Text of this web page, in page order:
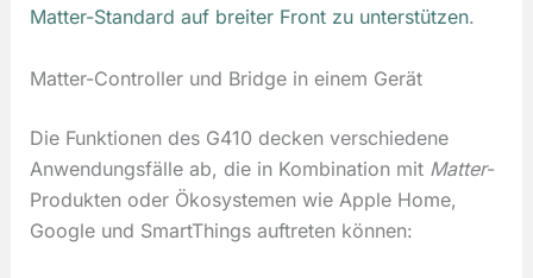
Matter-Standard auf breiter Front zu unterstützen.
Matter-Controller und Bridge in einem Gerät
Die Funktionen des G410 decken verschiedene
Anwendungsfälle ab, die in Kombination mit Matter-
Produkten oder Ökosystemen wie Apple Home,
Google und SmartThings auftreten können: